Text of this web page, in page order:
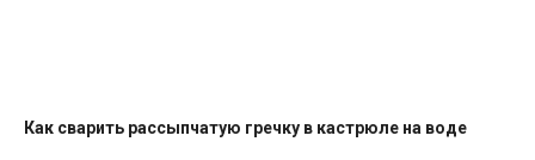
Как сварить рассыпчатую гречку в кастрюле на воде